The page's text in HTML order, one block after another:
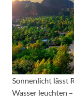
Sonnenlicht lässt
Wasser leuchten